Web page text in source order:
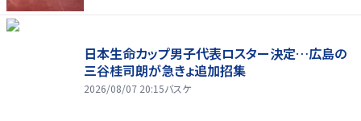
日本生命カップ男子代表ロスター決定…広島の
三谷桂司朗が急きょ追加招集
2026/08/07 20:15バスケ